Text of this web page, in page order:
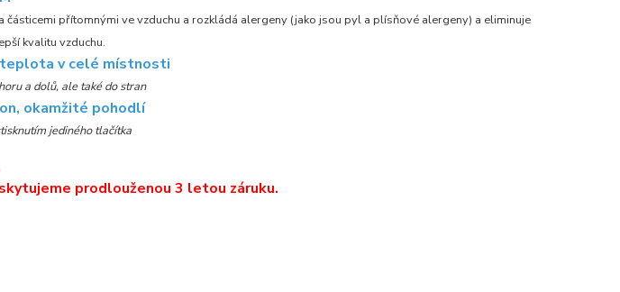
částicemi přítomnými ve vzduchu a rozkládá alergeny (jako jsou pyl a plísňové alergeny) a eliminuje
kvalitu vzduchu.
teplota v celé místnosti
a dolů, ale také do stran
okamžité pohodlí
jediného tlačítka
prodlouženou 3 letou záruku.